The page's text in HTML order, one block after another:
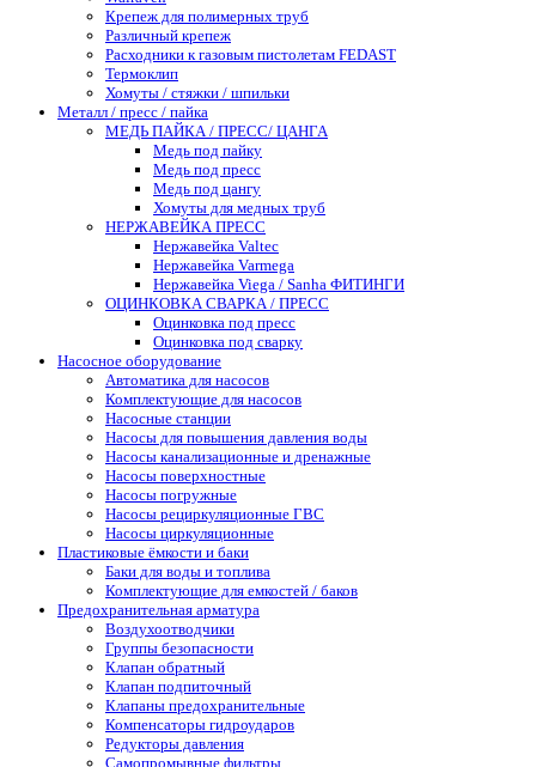
Крепеж для полимерных труб
Различный крепеж
Расходники к газовым пистолетам FEDAST
Термоклип
Хомуты / стяжки / шпильки
Металл / пресс / пайка
МЕДЬ ПАЙКА / ПРЕСС/ ЦАНГА
Медь под пайку
Медь под пресс
Медь под цангу
Хомуты для медных труб
НЕРЖАВЕЙКА ПРЕСС
Нержавейка Valtec
Нержавейка Varmega
Нержавейка Viega / Sanha ФИТИНГИ
ОЦИНКОВКА СВАРКА / ПРЕСС
Оцинковка под пресс
Оцинковка под сварку
Насосное оборудование
Автоматика для насосов
Комплектующие для насосов
Насосные станции
Насосы для повышения давления воды
Насосы канализационные и дренажные
Насосы поверхностные
Насосы погружные
Насосы рециркуляционные ГВС
Насосы циркуляционные
Пластиковые ёмкости и баки
Баки для воды и топлива
Комплектующие для емкостей / баков
Предохранительная арматура
Воздухоотводчики
Группы безопасности
Клапан обратный
Клапан подпиточный
Клапаны предохранительные
Компенсаторы гидроударов
Редукторы давления
Самопромывные фильтры